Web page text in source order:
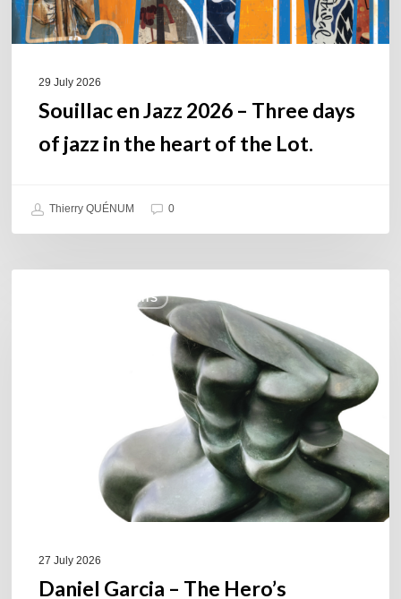
in
the
29 July 2026
Souillac en Jazz 2026 – Three days
of jazz in the heart of the Lot.
Thierry QUÉNUM 0
COULEURS JAZZ HITS
27 July 2026
Daniel Garcia – The Hero’s